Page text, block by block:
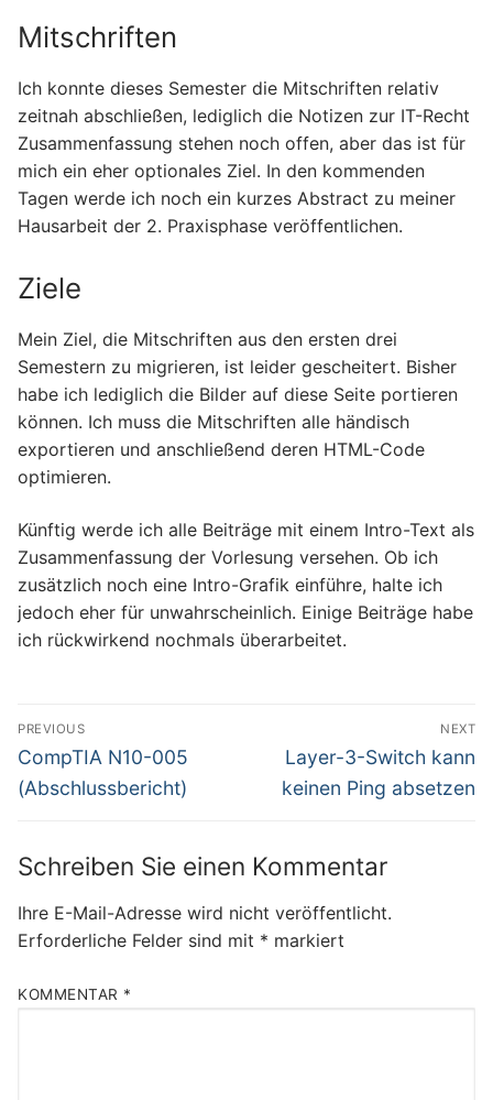
Mitschriften
Ich konnte dieses Semester die Mitschriften relativ
zeitnah abschließen, lediglich die Notizen zur IT-Recht
Zusammenfassung stehen noch offen, aber das ist für
mich ein eher optionales Ziel. In den kommenden
Tagen werde ich noch ein kurzes Abstract zu meiner
Hausarbeit der 2. Praxisphase veröffentlichen.
Ziele
Mein Ziel, die Mitschriften aus den ersten drei
Semestern zu migrieren, ist leider gescheitert. Bisher
habe ich lediglich die Bilder auf diese Seite portieren
können. Ich muss die Mitschriften alle händisch
exportieren und anschließend deren HTML-Code
optimieren.
Künftig werde ich alle Beiträge mit einem Intro-Text als
Zusammenfassung der Vorlesung versehen. Ob ich
zusätzlich noch eine Intro-Grafik einführe, halte ich
jedoch eher für unwahrscheinlich. Einige Beiträge habe
ich rückwirkend nochmals überarbeitet.
Beitragsnavigation
PREVIOUS
Previous
post:
CompTIA N10-005
(Abschlussbericht)
NEXT
Next
post:
Layer-3-Switch kann
keinen Ping absetzen
Schreiben Sie einen Kommentar
Ihre E-Mail-Adresse wird nicht veröffentlicht.
Erforderliche Felder sind mit * markiert
KOMMENTAR *